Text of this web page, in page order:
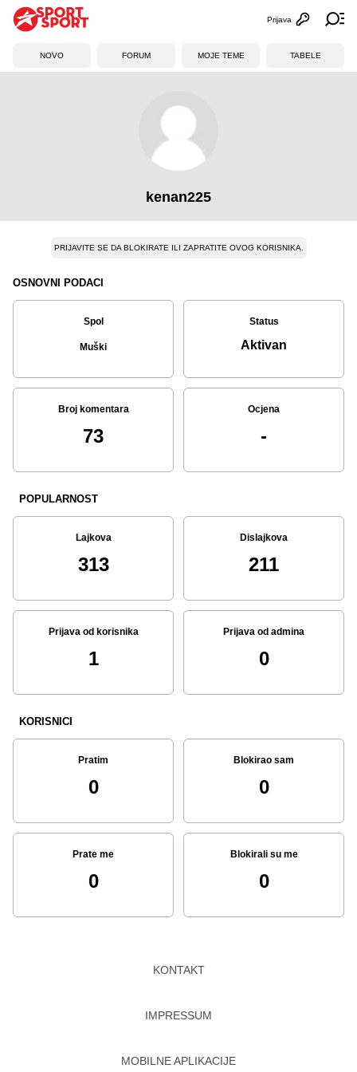
Otvori
Prijava
NOVO FORUM MOJE TEME TABELE
kenan225
PRIJAVITE SE DA BLOKIRATE ILI ZAPRATITE OVOG KORISNIKA.
OSNOVNI PODACI
Spol
Muški
Status
Aktivan
Broj komentara
73
Ocjena
-
POPULARNOST
Lajkova
313
Dislajkova
211
Prijava od korisnika
1
Prijava od admina
0
KORISNICI
Pratim
0
Blokirao sam
0
Prate me
0
Blokirali su me
0
KONTAKT
IMPRESSUM
MOBILNE APLIKACIJE